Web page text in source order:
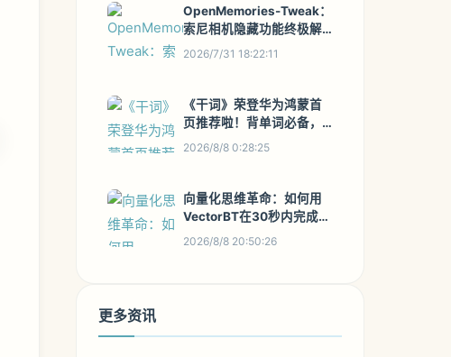
OpenMemories-Tweak：
索尼相机隐藏功能终极解
锁指南
2026/7/31 18:22:11
《干词》荣登华为鸿蒙首
页推荐啦！背单词必备，
快去围观呀！
2026/8/8 0:28:25
向量化思维革命：如何用
VectorBT在30秒内完成千
种策略回测
2026/8/8 20:50:26
更多资讯